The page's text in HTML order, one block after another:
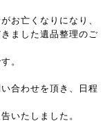
お亡くなりになり、
ました遺品整理のご
。
合わせを頂き、日程
いたしました。